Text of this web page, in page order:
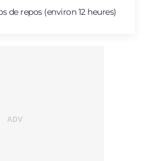
mg 52
de repos (environ 12 heures)